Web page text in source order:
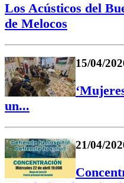
Los Acústicos del
de Melocos
15/04/
un...
21/04/